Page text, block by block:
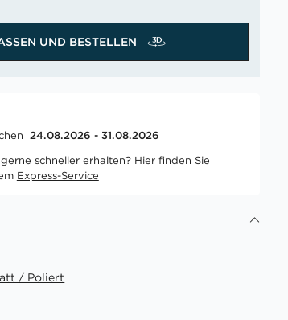
UND BESTELLEN
24.08.2026 - 31.08.2026
schneller erhalten? Hier finden Sie
Express-Service
/ Poliert